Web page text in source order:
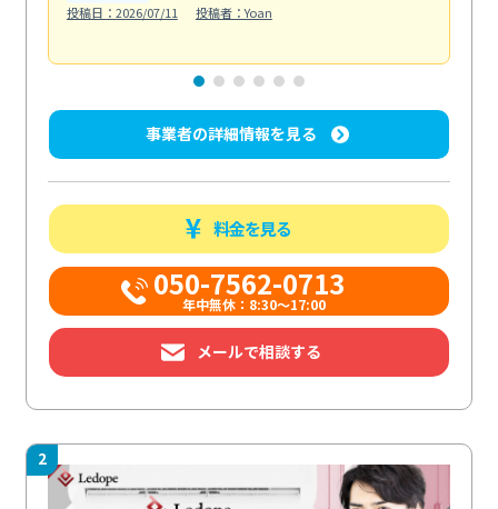
投稿日：2026/07/11
投稿者：Yoan
事業者の詳細情報を見る
料金を見る
050-7562-0713
年中無休：8:30〜17:00
メールで相談する
2